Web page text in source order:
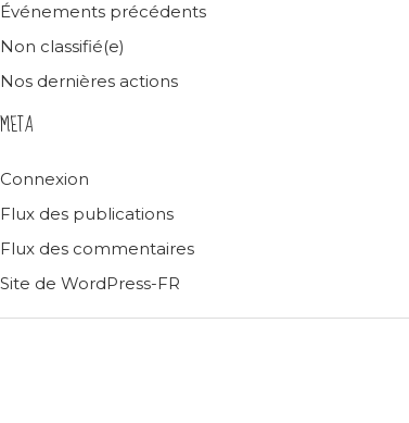
Événements précédents
Non classifié(e)
Nos dernières actions
META
Connexion
Flux des publications
Flux des commentaires
Site de WordPress-FR